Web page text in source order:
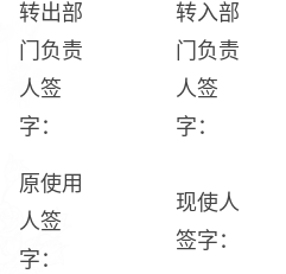
转出部
门负责
人签
字：
转入部
门负责
人签
字：
原使用
人签
字：
现使人
签字：